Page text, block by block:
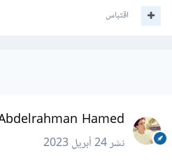
اقتباس
Abdelrahman Hamed
نشر24 أبريل 2023